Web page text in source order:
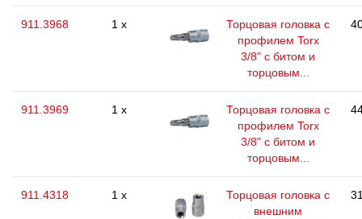
911.3968 1 x
Торцовая головка с
профилем Torx
3/8" с битом и
торцовым...
911.3969 1 x
Торцовая головка с
профилем Torx
3/8" с битом и
торцовым...
911.4318 1 x
Торцовая головка с
внешним